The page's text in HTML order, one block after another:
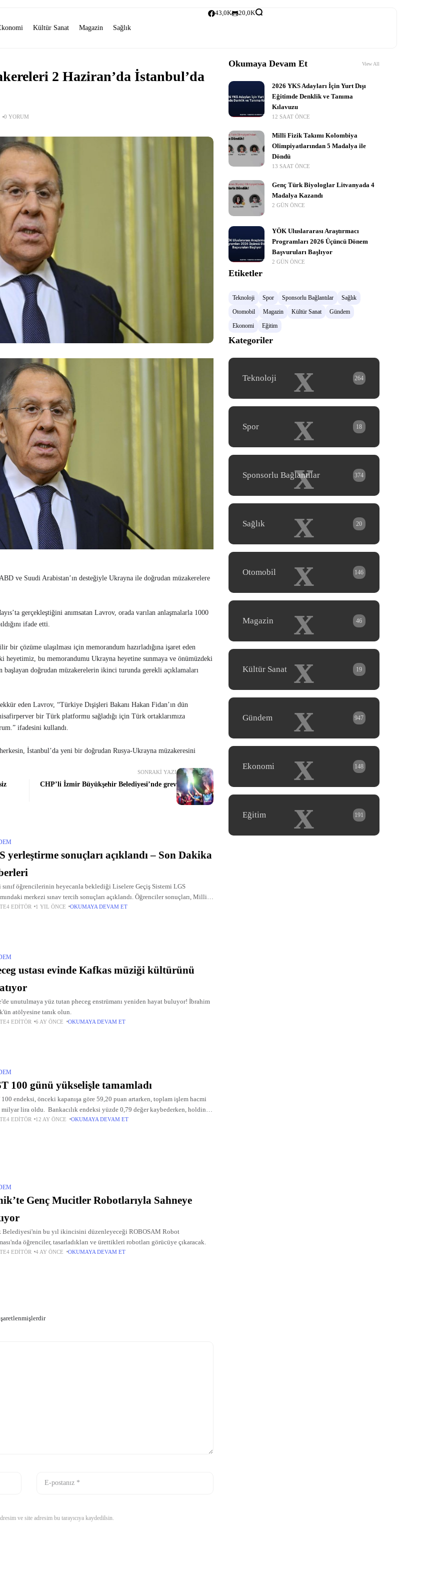
Kültür Sanat Magazin Sağlık
43,0K 20,0K
2 Haziran’da İstanbul’da
0 YORUM
ve Suudi Arabistan’ın desteğiyle Ukrayna ile doğrudan müzakerelere
gerçekleştiğini anımsatan Lavrov, orada varılan anlaşmalarla 1000
ifade etti.
bir çözüme ulaşılması için memorandum hazırladığına işaret eden
heyetimiz, bu memorandumu Ukrayna heyetine sunmaya ve önümüzdeki
başlayan doğrudan müzakerelerin ikinci turunda gerekli açıklamaları
eden Lavrov, “Türkiye Dışişleri Bakanı Hakan Fidan’ın dün
bir Türk platformu sağladığı için Türk ortaklarımıza
ifadesini kullandı.
İstanbul’da yeni bir doğrudan Rusya-Ukrayna müzakeresini
SONRAKI YAZI
CHP’li İzmir Büyükşehir Belediyesi’nde grev
yerleştirme sonuçları açıklandı – Son Dakika
sınıf öğrencilerinin heyecanla beklediği Liselere Geçiş Sistemi LGS
merkezi sınav tercih sonuçları açıklandı. Öğrenciler sonuçları, Milli
Bakanlığı'nın internet sitesinden öğrenebiliyor. Yerleştirmeye esas nakil
EDITÖR 1 YIL ÖNCE OKUMAYA DEVAM ET
ustası evinde Kafkas müziği kültürünü
unutulmaya yüz tutan pheceg enstrümanı yeniden hayat buluyor! İbrahim
atölyesine tanık olun.
EDITÖR 6 AY ÖNCE OKUMAYA DEVAM ET
100 günü yükselişle tamamladı
endeksi, önceki kapanışa göre 59,20 puan artarken, toplam işlem hacmi
milyar lira oldu. Bankacılık endeksi yüzde 0,79 değer kaybederken, holding
yüzde 1,18 değer kazandı.
EDITÖR 12 AY ÖNCE OKUMAYA DEVAM ET
Genç Mucitler Robotlarıyla Sahneye
Belediyesi'nin bu yıl ikincisini düzenleyeceği ROBOSAM Robot
öğrenciler, tasarladıkları ve ürettikleri robotları görücüye çıkaracak.
EDITÖR 4 AY ÖNCE OKUMAYA DEVAM ET
ve site adresim bu tarayıcıya kaydedilsin.
Okumaya Devam Et View All
2026 YKS Adayları İçin Yurt Dışı
Eğitimde Denklik ve Tanıma
Kılavuzu
12 SAAT ÖNCE
Milli Fizik Takımı Kolombiya
Olimpiyatlarından 5 Madalya ile
Döndü
13 SAAT ÖNCE
Genç Türk Biyologlar Litvanyada 4
Madalya Kazandı
2 GÜN ÖNCE
YÖK Uluslararası Araştırmacı
Programları 2026 Üçüncü Dönem
Başvuruları Başlıyor
2 GÜN ÖNCE
Etiketler
Teknoloji Spor Sponsorlu Bağlantılar
Sağlık
Otomobil
Magazin Kültür Sanat
Gündem
Ekonomi
Eğitim
Kategoriler
x
Teknoloji 264
x
Spor 18
x
Sponsorlu Bağlantılar 374
x
Sağlık 20
x
Otomobil 146
x
Magazin 46
x
Kültür Sanat 19
x
Gündem 947
x
Ekonomi 148
x
Eğitim 191